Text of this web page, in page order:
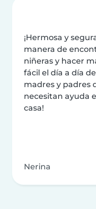
¡Hermosa y
manera de
niñeras y hacer
fácil el día a día de
madres y padres
necesitan ayuda
casa!
Nerina